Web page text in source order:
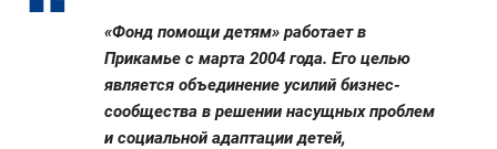
«Фонд помощи детям» работает в
Прикамье с марта 2004 года. Его целью
является объединение усилий бизнес-
сообщества в решении насущных проблем
и социальной адаптации детей,